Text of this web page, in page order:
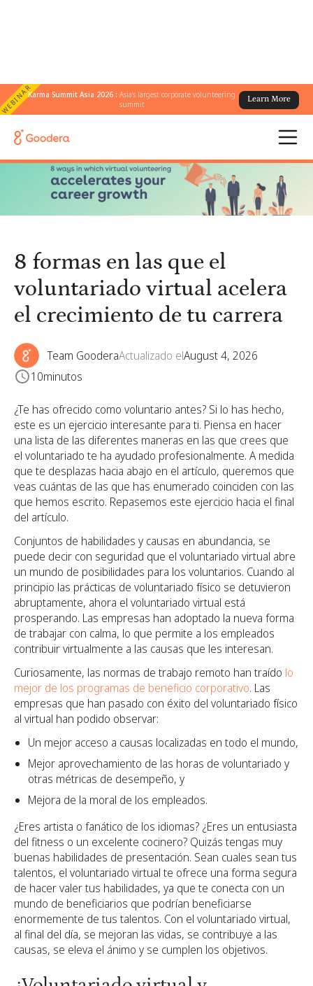
WEBINARKarma Summit Asia 2026 :Asia's largest corporate volunteering
summit
Learn More
← Todos los blogs
de tu carrera
8 formas en las que el
voluntariado virtual acelera
el crecimiento de tu carrera
Team GooderaActualizado elAugust 4, 2026
10minutos
¿Te has ofrecido como voluntario antes? Si lo has hecho,
este es un ejercicio interesante para ti. Piensa en hacer
una lista de las diferentes maneras en las que crees que
el voluntariado te ha ayudado profesionalmente. A medida
que te desplazas hacia abajo en el artículo, queremos que
veas cuántas de las que has enumerado coinciden con las
que hemos escrito. Repasemos este ejercicio hacia el final
del artículo.
Conjuntos de habilidades y causas en abundancia, se
puede decir con seguridad que el voluntariado virtual abre
un mundo de posibilidades para los voluntarios. Cuando al
principio las prácticas de voluntariado físico se detuvieron
abruptamente, ahora el voluntariado virtual está
prosperando. Las empresas han adoptado la nueva forma
de trabajar con calma, lo que permite a los empleados
contribuir virtualmente a las causas que les interesan.
Curiosamente, las normas de trabajo remoto han traído lo
mejor de los programas de beneficio corporativo. Las
empresas que han pasado con éxito del voluntariado físico
al virtual han podido observar:
Un mejor acceso a causas localizadas en todo el mundo,
Mejor aprovechamiento de las horas de voluntariado y
otras métricas de desempeño, y
Mejora de la moral de los empleados.
¿Eres artista o fanático de los idiomas? ¿Eres un entusiasta
del fitness o un excelente cocinero? Quizás tengas muy
buenas habilidades de presentación. Sean cuales sean tus
talentos, el voluntariado virtual te ofrece una forma segura
de hacer valer tus habilidades, ya que te conecta con un
mundo de beneficiarios que podrían beneficiarse
enormemente de tus talentos. Con el voluntariado virtual,
al final del día, se mejoran las vidas, se contribuye a las
causas, se eleva el ánimo y se cumplen los objetivos.